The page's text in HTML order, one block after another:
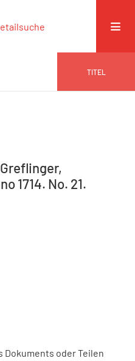
TITEL
1714. No. 21.
Dokuments oder Teilen